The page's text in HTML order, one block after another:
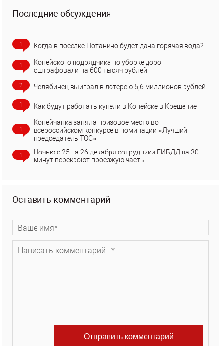
Последние обсуждения
1 Когда в поселке Потанино будет дана горячая вода?
1
Копейского подрядчика по уборке дорог
оштрафовали на 600 тысяч рублей
2 Челябинец выиграл в лотерею 5,6 миллионов рублей
1 Как будут работать купели в Копейске в Крещение
1
Копейчанка заняла призовое место во
всероссийском конкурсе в номинации «Лучший
председатель ТОС»
1
Ночью с 25 на 26 декабря сотрудники ГИБДД на 30
минут перекроют проезжую часть
Оставить комментарий